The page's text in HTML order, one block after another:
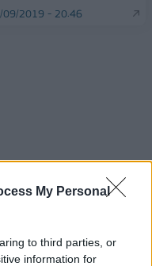
My Personal
to third parties, or
information for
09/2019 - 20:46